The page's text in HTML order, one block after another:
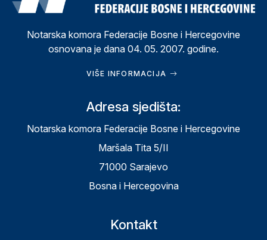
Notarska komora Federacije Bosne i Hercegovine
osnovana je dana 04. 05. 2007. godine.
VIŠE INFORMACIJA
Adresa sjedišta:
Notarska komora Federacije Bosne i Hercegovine
Maršala Tita 5/II
71000 Sarajevo
Bosna i Hercegovina
Kontakt